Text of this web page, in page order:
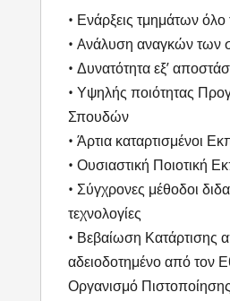
• Ενάρξεις τμημάτων
• Aνάλυση αναγκών των
• Δυνατότητα εξ’
• Υψηλής ποιότητας
Σπουδών
• Άρτια καταρτισμένοι
• Ουσιαστική Ποιοτική
• Σύγχρονες μέθοδοι
τεχνολογίες
• Βεβαίωση Κατάρτισης
αδειοδοτημένο από τον
Οργανισμό